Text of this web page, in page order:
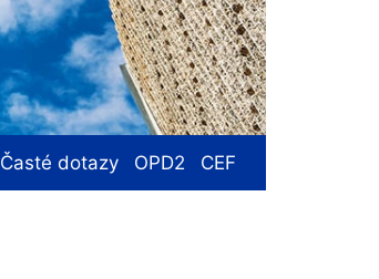
Časté dotazy OPD2 CEF